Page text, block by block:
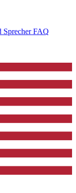
Sprecher FAQ